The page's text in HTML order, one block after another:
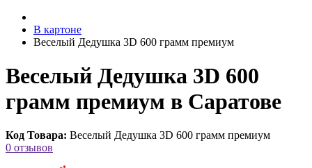
В картоне
Веселый Дедушка 3D 600 грамм премиум
Веселый Дедушка 3D 600
грамм премиум в Саратове
Код Товара: Веселый Дедушка 3D 600 грамм премиум
0 отзывов